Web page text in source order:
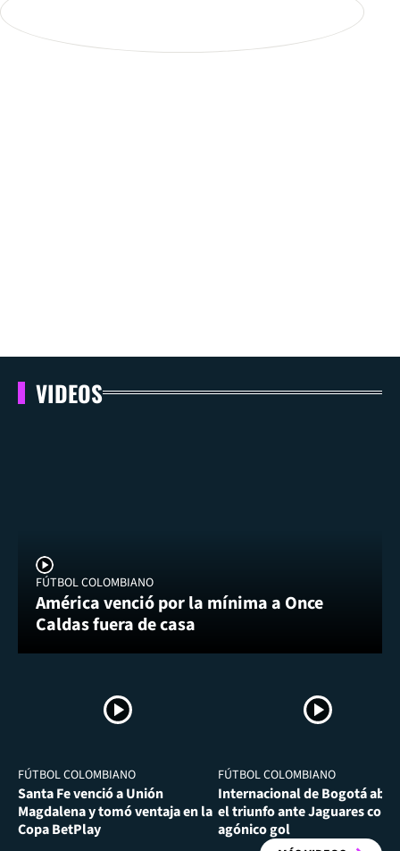
VIDEOS
FÚTBOL COLOMBIANO
América venció por la mínima a Once
Caldas fuera de casa
FÚTBOL COLOMBIANO
Santa Fe venció a Unión
Magdalena y tomó ventaja en la
Copa BetPlay
FÚTBOL COLOMBIANO
Internacional de Bogotá
el triunfo ante Jaguares con
agónico gol